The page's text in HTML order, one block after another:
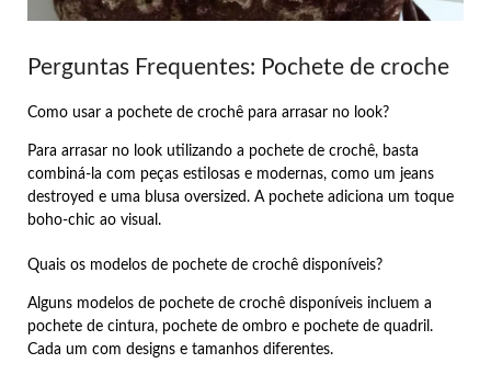
Perguntas Frequentes: Pochete de croche
Como usar a pochete de crochê para arrasar no look?
Para arrasar no look utilizando a pochete de crochê, basta
combiná-la com peças estilosas e modernas, como um jeans
destroyed e uma blusa oversized. A pochete adiciona um toque
boho-chic ao visual.
Quais os modelos de pochete de crochê disponíveis?
Alguns modelos de pochete de crochê disponíveis incluem a
pochete de cintura, pochete de ombro e pochete de quadril.
Cada um com designs e tamanhos diferentes.